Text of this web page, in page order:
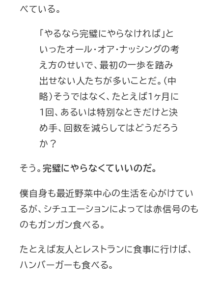
べている。
「やるなら完璧にやらなければ」と
いったオール・オア・ナッシングの考
え方のせいで、最初の一歩を踏み
出せない人たちが多いことだ。（中
略）そうではなく、たとえば１ヶ月に
１回、あるいは特別なときだけと決
め手、回数を減らしてはどうだろう
か？
そう。完璧にやらなくていいのだ。
僕自身も最近野菜中心の生活を心がけてい
るが、シチュエーションによっては赤信号のも
のもガンガン食べる。
たとえば友人とレストランに食事に行けば、
ハンバーガーも食べる。